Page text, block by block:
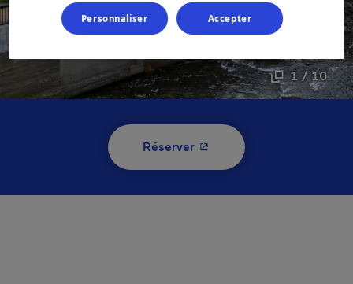
1 / 10
Réserver- Cet hyperlien s'ouvrira
Personnaliser Accepter